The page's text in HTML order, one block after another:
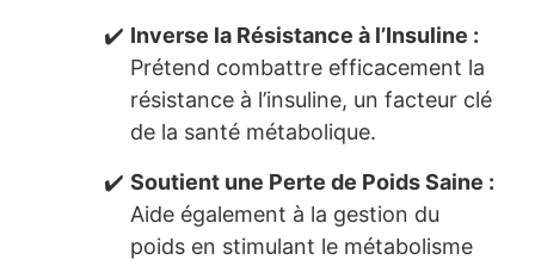
Inverse la Résistance à l’Insuline :
Prétend combattre efficacement la
résistance à l’insuline, un facteur clé
de la santé métabolique.
Soutient une Perte de Poids Saine :
Aide également à la gestion du
poids en stimulant le métabolisme